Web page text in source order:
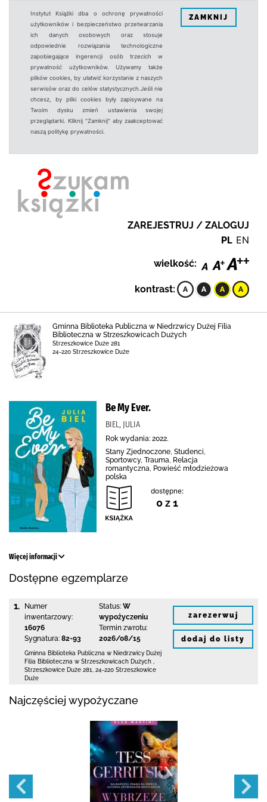
Instytut Książki dba o ochronę prywatności
użytkowników i bezpieczeństwo przetwarzania
ich danych osobowych oraz stosuje
odpowiednie rozwiązania technologiczne
zapobiegające ingerencji osób trzecich w
prywatność użytkowników. Używamy także
plików cookies, by ułatwić korzystanie z naszych
serwisów oraz do celów statystycznych.Jeśli nie
chcesz, by pliki cookies były zapisywane na
Twoim dysku zmień ustawienia swojej
przeglądarki. Kliknij "Zamknij" aby zaakceptować
naszą politykę prywatności.
ZAMKNIJ
ZAREJESTRUJ / ZALOGUJ
PL EN
wielkość:
kontrast:
Gminna Biblioteka Publiczna w Niedrzwicy Dużej Filia
Biblioteczna w Strzeszkowicach Dużych
Strzeszkowice Duże 281
24-220 Strzeszkowice Duże
Be My Ever.
BIEL, JULIA
Rok wydania: 2022.
Stany Zjednoczone, Studenci,
Sportowcy, Trauma, Relacja
romantyczna, Powieść młodzieżowa
polska
dostępne:
0 z 1
Więcej informacji
Dostępne egzemplarze
1.
Numer
inwentarzowy:
16076
Sygnatura: 82-93
Status: W
wypożyczeniu
Termin zwrotu:
2026/08/15
Gminna Biblioteka Publiczna w Niedrzwicy Dużej
Filia Biblioteczna w Strzeszkowicach Dużych
Strzeszkowice Duże 281
24-220 Strzeszkowice
Duże
zarezerwuj
dodaj do listy
Najczęściej wypożyczane